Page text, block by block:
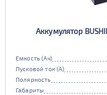
Аккумулятор
Емкость (Ач)
Пусковой ток (А)
Полярность
Габариты